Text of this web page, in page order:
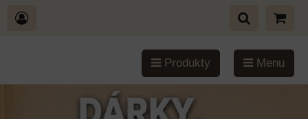
Produkty Menu